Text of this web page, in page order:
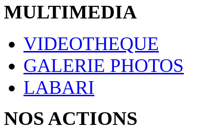
MULTIMEDIA
VIDEOTHEQUE
GALERIE PHOTOS
LABARI
NOS ACTIONS